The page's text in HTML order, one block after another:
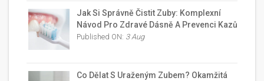
Jak Si Správně Čistit Zuby: Komplexní
Návod Pro Zdravé Dásně A Prevenci Kazů
Published ON: 3 Aug
Co Dělat S Uraženým Zubem? Okamžitá